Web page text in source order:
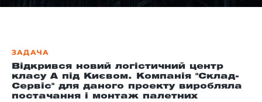
ЗАДАЧА
Відкрився новий логістичний центр
класу A під Києвом. Компанія "Склад-
Сервіс" для даного проекту виробляла
постачання і монтаж палетних